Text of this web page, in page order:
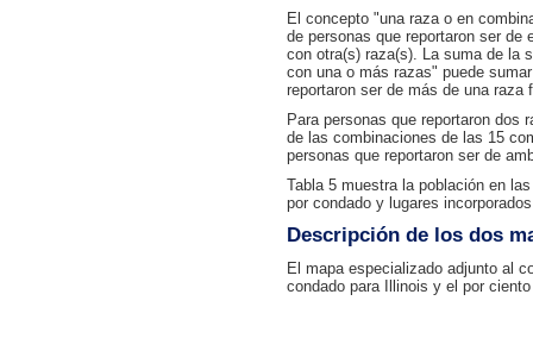
El concepto "una raza o en
de personas que reportaron ser
con otra(s) raza(s). La suma de la
con una o más razas" puede
reportaron ser de más de una
Para personas que reportaron dos
de las combinaciones de las 15
personas que reportaron ser de
Tabla 5 muestra la población en
por condado y lugares
Descripción de los dos
El mapa especializado adjunto al
condado para Illinois y el por